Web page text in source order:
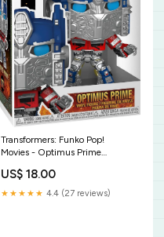
Transformers: Funko Pop!
Movies - Optimus Prime
US$ 18.00
★★★★★ 4.4 (27 reviews)